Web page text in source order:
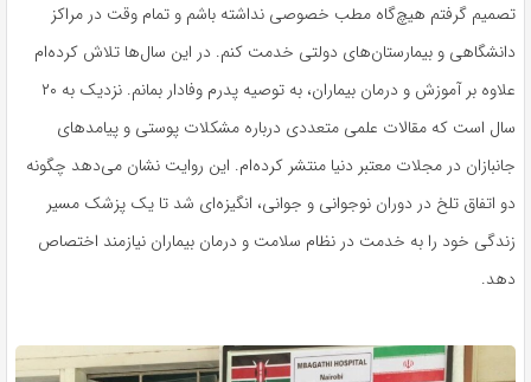
تصمیم گرفتم هیچ‌گاه مطب خصوصی نداشته باشم و تمام وقت در مراکز
دانشگاهی و بیمارستان‌های دولتی خدمت کنم. در این سال‌ها تلاش کرده‌ام
علاوه بر آموزش و درمان بیماران، به توصیه پدرم وفادار بمانم. نزدیک به ۲۰
سال است که مقالات علمی متعددی درباره مشکلات پوستی و پیامدهای
جانبازان در مجلات معتبر دنیا منتشر کرده‌ام. این روایت نشان می‌دهد چگونه
دو اتفاق تلخ در دوران نوجوانی و جوانی، انگیزه‌ای شد تا یک پزشک مسیر
زندگی خود را به خدمت در نظام سلامت و درمان بیماران نیازمند اختصاص
دهد.